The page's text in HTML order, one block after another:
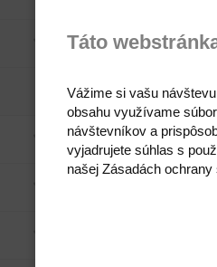
Táto
Vážime si vašu
obsahu využívame
návštevníkov a
vyjadrujete súhlas s
našej Zásadách ochrany